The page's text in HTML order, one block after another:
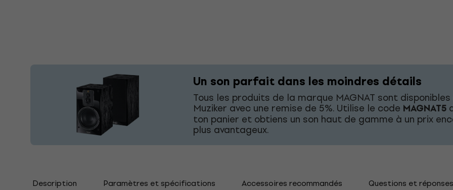
Un son parfait dans les moindres détails
Tous les produits de la marque MAGNAT sont disponibles
Muziker avec une remise de 5%. Utilise le code MAGNAT5
ton panier et obtiens un son haut de gamme à un prix
plus avantageux.
Description Paramètres et spécifications Accessoires recommandés Questions et réponses